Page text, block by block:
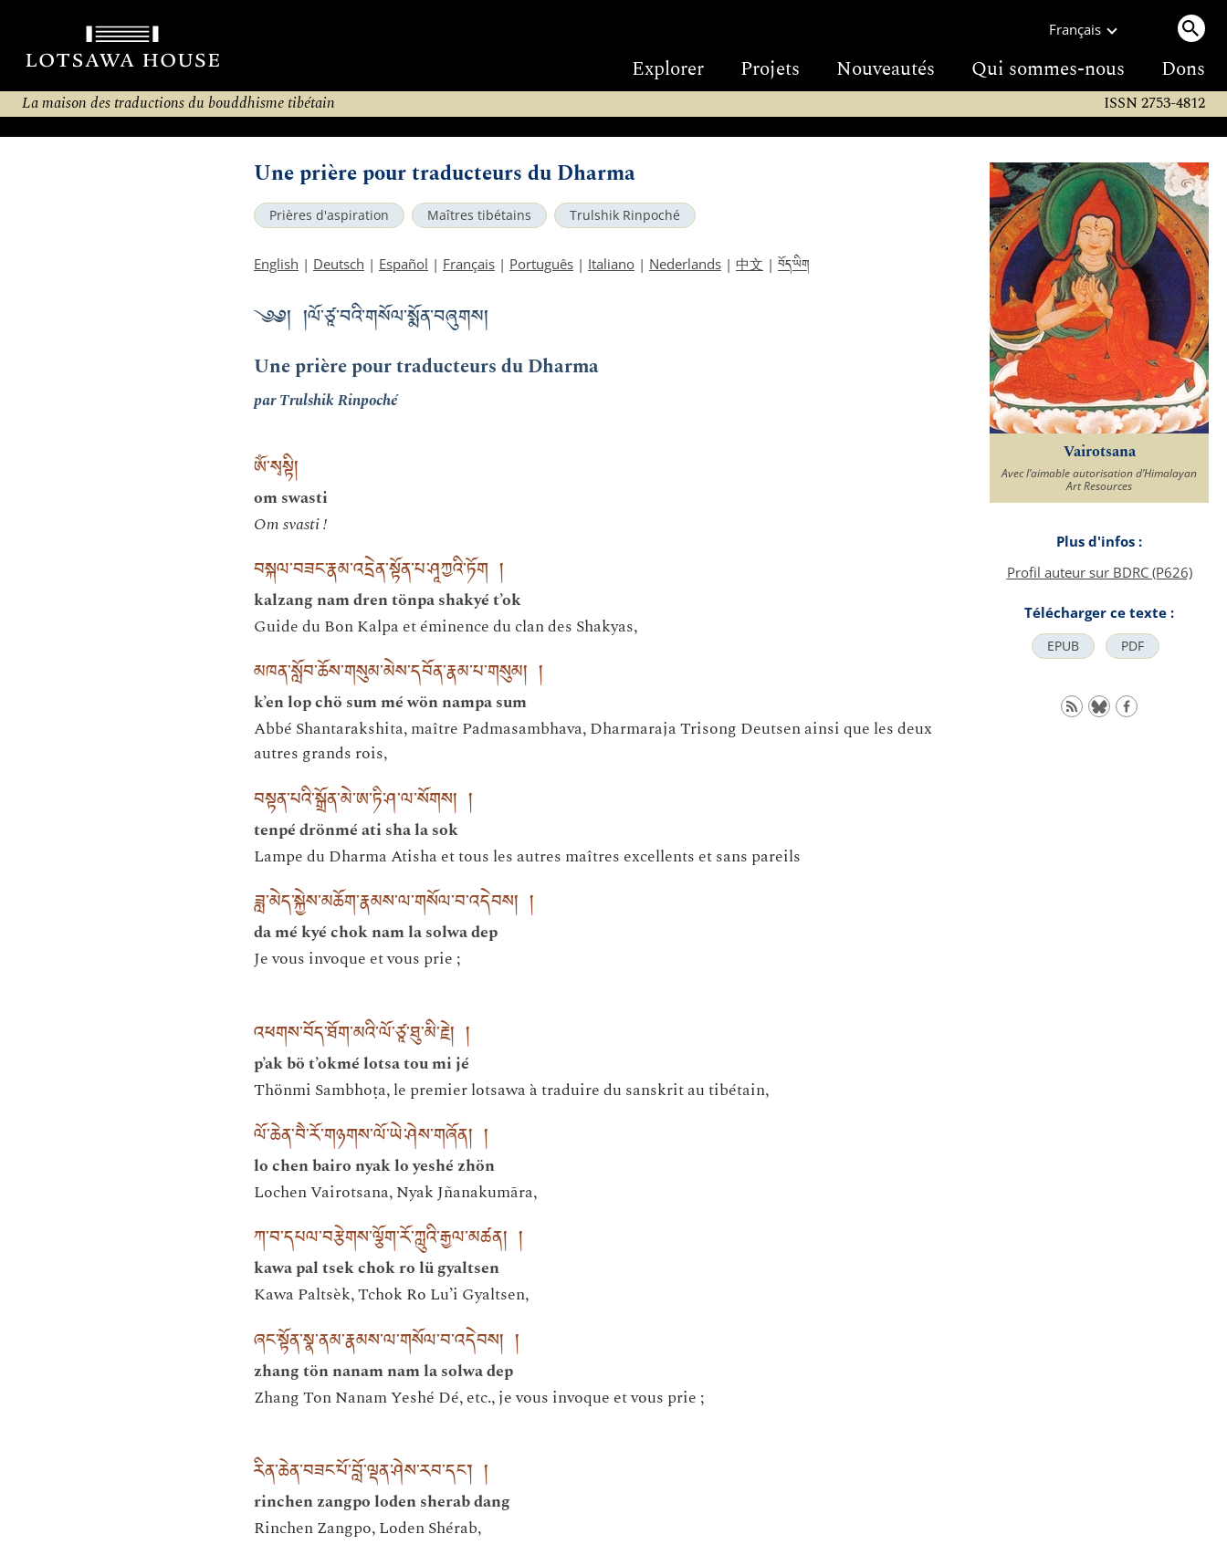
Français
Explorer Projets Nouveautés Qui sommes-nous Dons
La maison des traductions du bouddhisme tibétain ISSN 2753-4812
Une prière pour traducteurs du Dharma
Prières d'aspiration Maîtres tibétains Trulshik Rinpoché
English | Deutsch | Español | Français | Português | Italiano | Nederlands | 中文 | བོད་ཡིག
༄༅། །ལོ་ཙཱ་བའི་གསོལ་སྨོན་བཞུགས།
Une prière pour traducteurs du Dharma
par Trulshik Rinpoché
ཨོཾ་སྭསྟི།
om swasti
Om svasti !
བསྐལ་བཟང་རྣམ་འདྲེན་སྟོན་པ་ཤཱཀྱའི་ཏོག །
kalzang nam dren tönpa shakyé t’ok
Guide du Bon Kalpa et éminence du clan des Shakyas,
མཁན་སློབ་ཆོས་གསུམ་མེས་དབོན་རྣམ་པ་གསུམ། །
k’en lop chö sum mé wön nampa sum
Abbé Shantarakshita, maître Padmasambhava, Dharmaraja Trisong Deutsen ainsi que les deux
autres grands rois,
བསྟན་པའི་སྒྲོན་མེ་ཨ་ཏི་ཤ་ལ་སོགས། །
tenpé drönmé ati sha la sok
Lampe du Dharma Atisha et tous les autres maîtres excellents et sans pareils
ཟླ་མེད་སྐྱེས་མཆོག་རྣམས་ལ་གསོལ་བ་འདེབས། །
da mé kyé chok nam la solwa dep
Je vous invoque et vous prie ;
འཕགས་བོད་ཐོག་མའི་ལོ་ཙཱ་ཐུ་མི་རྗེ། །
p’ak bö t’okmé lotsa tou mi jé
Thönmi Sambhoṭa, le premier lotsawa à traduire du sanskrit au tibétain,
ལོ་ཆེན་བཻ་རོ་གཉགས་ལོ་ཡེ་ཤེས་གཞོན། །
lo chen bairo nyak lo yeshé zhön
Lochen Vairotsana, Nyak Jñanakumāra,
ཀ་བ་དཔལ་བརྩེགས་ལྕོག་རོ་ཀླུའི་རྒྱལ་མཚན། །
kawa pal tsek chok ro lü gyaltsen
Kawa Paltsèk, Tchok Ro Lu’i Gyaltsen,
ཞང་སྟོན་སྣ་ནམ་རྣམས་ལ་གསོལ་བ་འདེབས། །
zhang tön nanam nam la solwa dep
Zhang Ton Nanam Yeshé Dé, etc., je vous invoque et vous prie ;
རིན་ཆེན་བཟང་པོ་བློ་ལྡན་ཤེས་རབ་དང༌། །
rinchen zangpo loden sherab dang
Rinchen Zangpo, Loden Shérab,
Vairotsana
Avec l’aimable autorisation d’Himalayan
Art Resources
Plus d'infos :
Profil auteur sur BDRC (P626)
Télécharger ce texte :
EPUB PDF